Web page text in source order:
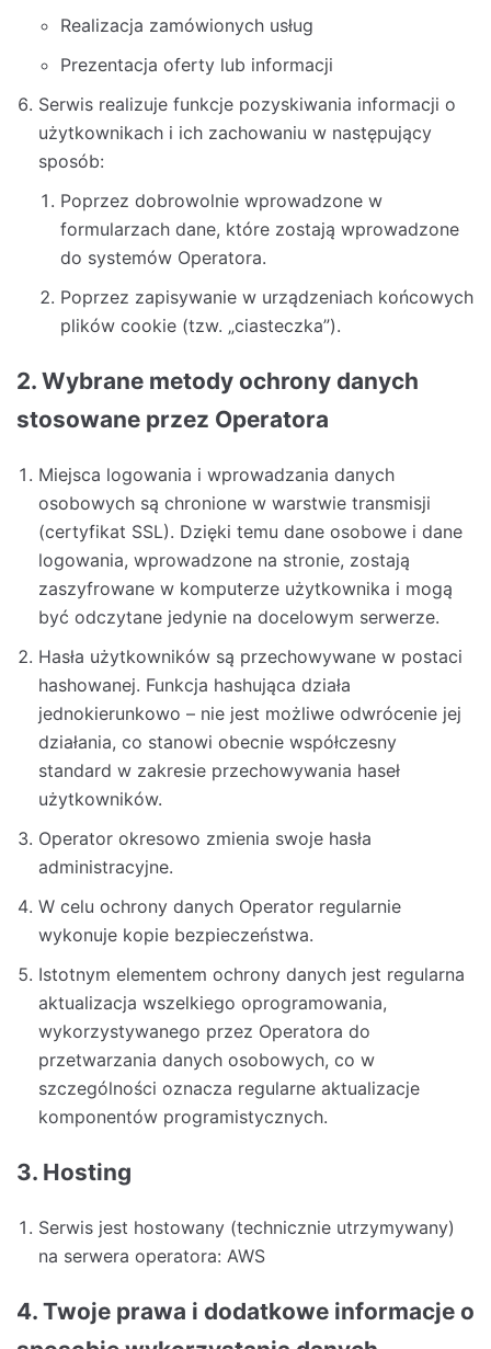
Realizacja zamówionych usług
Prezentacja oferty lub informacji
Serwis realizuje funkcje pozyskiwania informacji o
użytkownikach i ich zachowaniu w następujący
sposób:
Poprzez dobrowolnie wprowadzone w
formularzach dane, które zostają wprowadzone
do systemów Operatora.
Poprzez zapisywanie w urządzeniach końcowych
plików cookie (tzw. „ciasteczka”).
2. Wybrane metody ochrony danych
stosowane przez Operatora
Miejsca logowania i wprowadzania danych
osobowych są chronione w warstwie transmisji
(certyfikat SSL). Dzięki temu dane osobowe i dane
logowania, wprowadzone na stronie, zostają
zaszyfrowane w komputerze użytkownika i mogą
być odczytane jedynie na docelowym serwerze.
Hasła użytkowników są przechowywane w postaci
hashowanej. Funkcja hashująca działa
jednokierunkowo – nie jest możliwe odwrócenie jej
działania, co stanowi obecnie współczesny
standard w zakresie przechowywania haseł
użytkowników.
Operator okresowo zmienia swoje hasła
administracyjne.
W celu ochrony danych Operator regularnie
wykonuje kopie bezpieczeństwa.
Istotnym elementem ochrony danych jest regularna
aktualizacja wszelkiego oprogramowania,
wykorzystywanego przez Operatora do
przetwarzania danych osobowych, co w
szczególności oznacza regularne aktualizacje
komponentów programistycznych.
3. Hosting
Serwis jest hostowany (technicznie utrzymywany)
na serwera operatora: AWS
4. Twoje prawa i dodatkowe informacje o